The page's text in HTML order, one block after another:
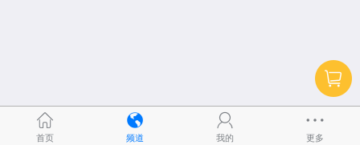
首页 频道 我的 更多